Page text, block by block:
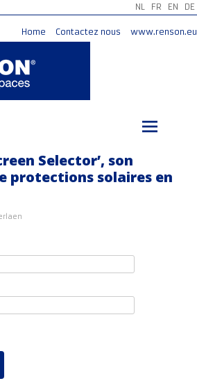
NL FR EN DE
Home Contactez nous www.renson.eu
Selector’, son
protections solaires en